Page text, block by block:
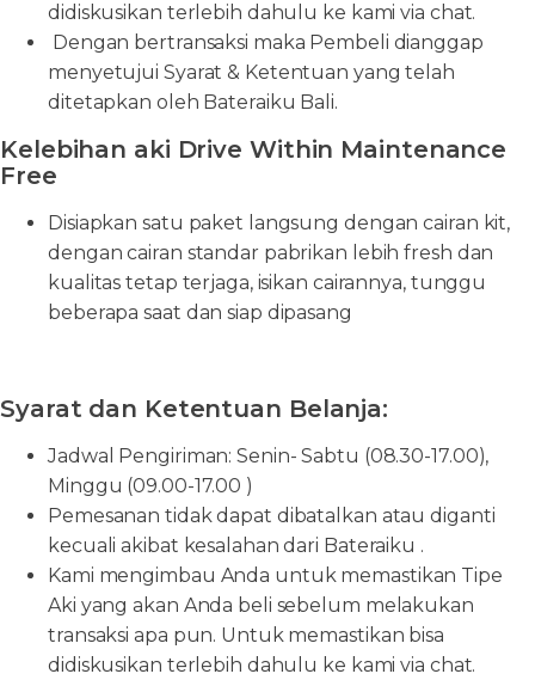
didiskusikan terlebih dahulu ke kami via chat.
Dengan bertransaksi maka Pembeli dianggap
menyetujui Syarat & Ketentuan yang telah
ditetapkan oleh Bateraiku Bali.
Kelebihan aki Drive Within Maintenance
Free
Disiapkan satu paket langsung dengan cairan kit,
dengan cairan standar pabrikan lebih fresh dan
kualitas tetap terjaga, isikan cairannya, tunggu
beberapa saat dan siap dipasang
Syarat dan Ketentuan Belanja:
Jadwal Pengiriman: Senin- Sabtu (08.30-17.00),
Minggu (09.00-17.00 )
Pemesanan tidak dapat dibatalkan atau diganti
kecuali akibat kesalahan dari Bateraiku .
Kami mengimbau Anda untuk memastikan Tipe
Aki yang akan Anda beli sebelum melakukan
transaksi apa pun. Untuk memastikan bisa
didiskusikan terlebih dahulu ke kami via chat.